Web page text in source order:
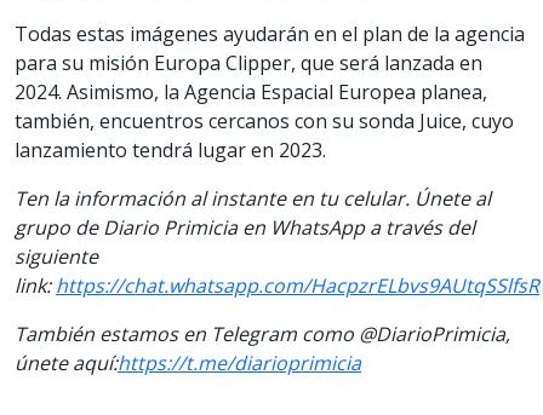
Todas estas imágenes ayudarán en el plan de la agencia
para su misión Europa Clipper, que será lanzada en
2024. Asimismo, la Agencia Espacial Europea planea,
también, encuentros cercanos con su sonda Juice, cuyo
lanzamiento tendrá lugar en 2023.
Ten la información al instante en tu celular. Únete al
grupo de Diario Primicia en WhatsApp a través del
siguiente
link:https://chat.whatsapp.com/HacpzrELbvs9AUtqSSlfsR
También estamos en Telegram como @DiarioPrimicia,
únete aquí:https://t.me/diarioprimicia